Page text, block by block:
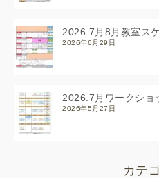
2026.7月8月教室ス
2026年6月29日
2026.7月ワークショ
2026年5月27日
カテ